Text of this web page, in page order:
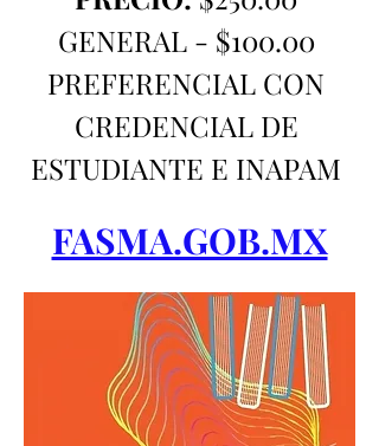
GENERAL - $100.00
PREFERENCIAL CON
CREDENCIAL DE
ESTUDIANTE E INAPAM
FASMA.GOB.MX